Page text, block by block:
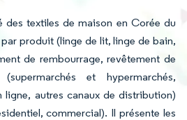
des textiles de maison en Corée du
produit (linge de lit, linge de bain,
de rembourrage, revêtement de
et hypermarchés,
ligne, autres canaux de distribution)
commercial). Il présente les